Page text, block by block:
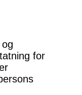
for